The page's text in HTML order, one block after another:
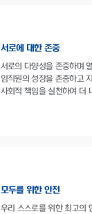
서로에 대한 존중
서로의 다양성을 존중하며
임직원의 성장을 존중하고
사회적 책임을 실천하여 더
모두를 위한 안전
우리 스스로를 위한 최고의